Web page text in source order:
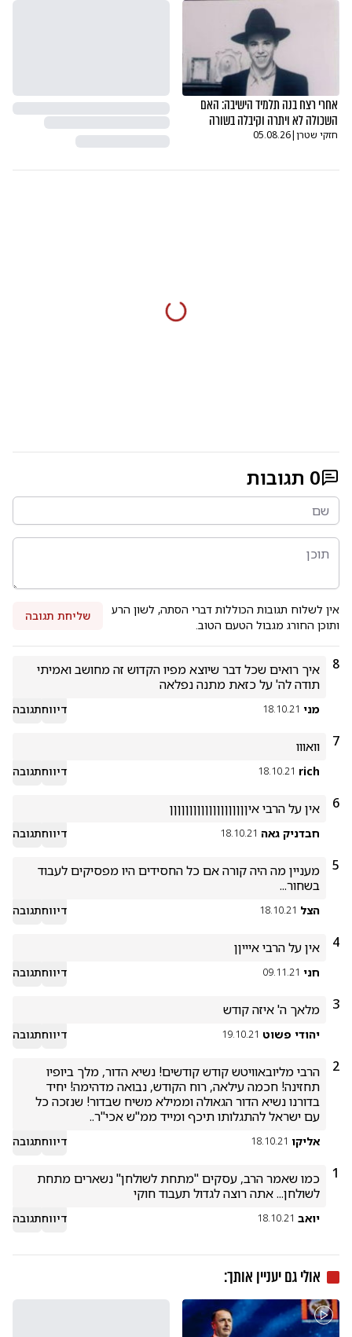
אחרי רצח בנה תלמיד הישיבה: האם
השכולה לא ויתרה וקיבלה בשורה
חזקי שטרן|
05.08.26
0 תגובות
אין לשלוח תגובות הכוללות דברי הסתה, לשון הרע
ותוכן החורג מגבול הטעם הטוב.
שליחת תגובה
8
תודה לה' על כזאת מתנה נפלאה
מני 18.10.21 דיווחתגובה
7 וואווו
rich
18.10.21 דיווחתגובה
6 אין על הרבי איןןןןןןןןןןןןןןןןןןןן
חבדניק גאה 18.10.21 דיווחתגובה
5
בשחור...
הצל 18.10.21 דיווחתגובה
4 אין על הרבי איייןן
חני 09.11.21 דיווחתגובה
3 מלאך ה' איזה קודש
יהודי פשוט 19.10.21 דיווחתגובה
2
עם ישראל להתגלותו תיכף ומייד ממ"ש אכי"ר..
אליקו 18.10.21 דיווחתגובה
1
לשולחן... אתה רוצה לגדול תעבוד חוקי
יואב 18.10.21 דיווחתגובה
אולי גם יעניין אותך: